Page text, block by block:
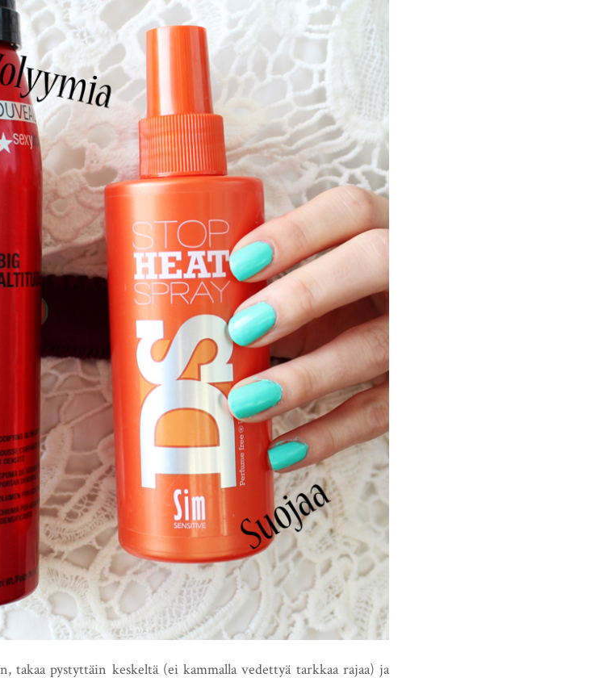
takaa pystyttäin keskeltä (ei kammalla vedettyä tarkkaa rajaa) ja